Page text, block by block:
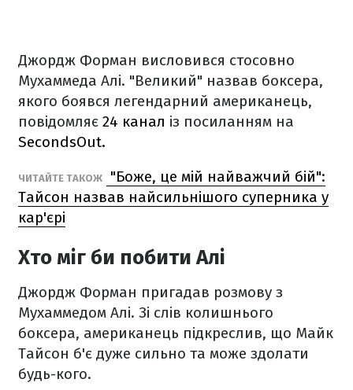
Джордж Форман висловився стосовно
Мухаммеда Алі. "Великий" назвав боксера,
якого боявся легендарний американець,
повідомляє 24 канал із посиланням на
SecondsOut.
ЧИТАЙТЕ ТАКОЖ
"Боже, це мій найважчий бій":
Тайсон назвав найсильнішого суперника у
кар'єрі
Хто міг би побити Алі
Джордж Форман пригадав розмову з
Мухаммедом Алі. Зі слів колишнього
боксера, американець підкреслив, що Майк
Тайсон б'є дуже сильно та може здолати
будь-кого.